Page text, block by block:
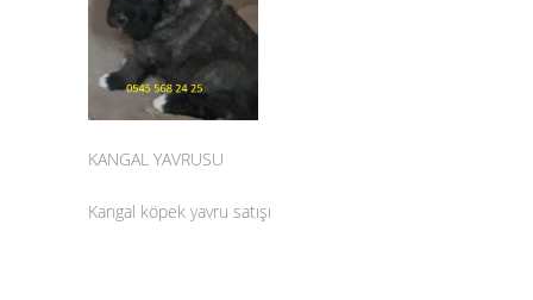
KANGAL YAVRUSU
Kangal köpek yavru satışı